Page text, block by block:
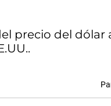
precio del dólar